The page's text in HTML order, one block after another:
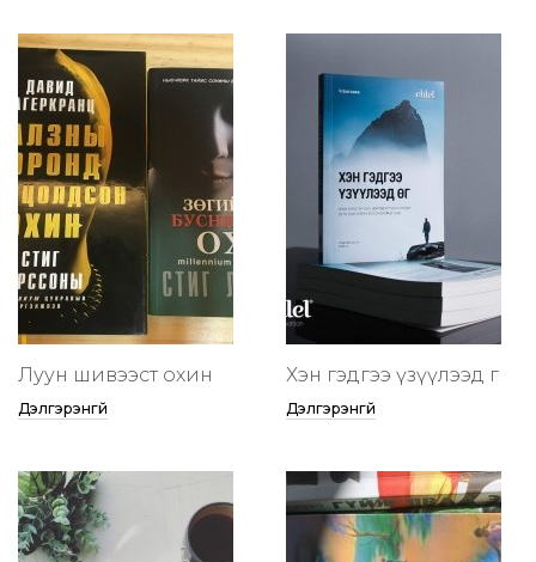
Луун шивээст охин
Дэлгэрэнгүй
Хэн гэдгээ үзүүлээд өг
Дэлгэрэнгүй